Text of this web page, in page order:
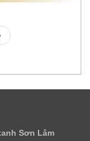
Sơn Lâm